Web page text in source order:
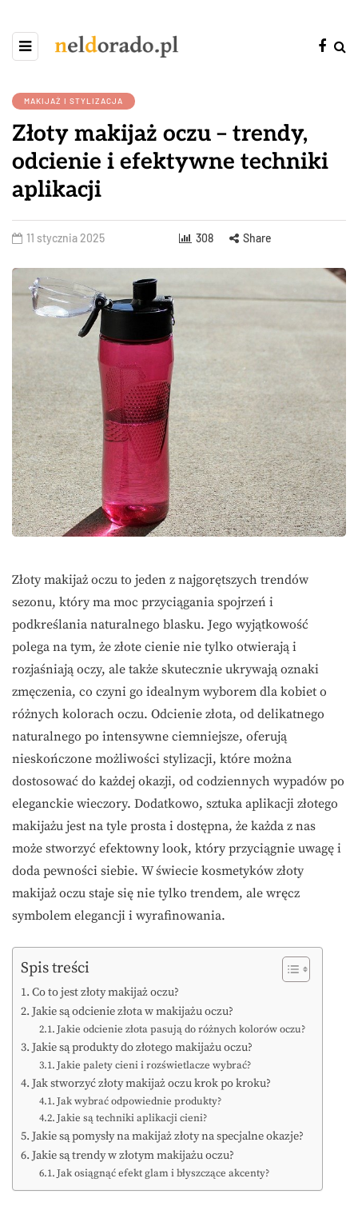
MAKIJAŻ I STYLIZACJA
Złoty makijaż oczu – trendy,
odcienie i efektywne techniki
aplikacji
11 stycznia 2025 308 Share
Złoty makijaż oczu to jeden z najgorętszych trendów
sezonu, który ma moc przyciągania spojrzeń i
podkreślania naturalnego blasku. Jego wyjątkowość
polega na tym, że złote cienie nie tylko otwierają i
rozjaśniają oczy, ale także skutecznie ukrywają oznaki
zmęczenia, co czyni go idealnym wyborem dla kobiet o
różnych kolorach oczu. Odcienie złota, od delikatnego
naturalnego po intensywne ciemniejsze, oferują
nieskończone możliwości stylizacji, które można
dostosować do każdej okazji, od codziennych wypadów po
eleganckie wieczory. Dodatkowo, sztuka aplikacji złotego
makijażu jest na tyle prosta i dostępna, że każda z nas
może stworzyć efektowny look, który przyciągnie uwagę i
doda pewności siebie. W świecie kosmetyków złoty
makijaż oczu staje się nie tylko trendem, ale wręcz
symbolem elegancji i wyrafinowania.
Spis treści
Co to jest złoty makijaż oczu?
Jakie są odcienie złota w makijażu oczu?
Jakie odcienie złota pasują do różnych kolorów oczu?
Jakie są produkty do złotego makijażu oczu?
Jakie palety cieni i rozświetlacze wybrać?
Jak stworzyć złoty makijaż oczu krok po kroku?
Jak wybrać odpowiednie produkty?
Jakie są techniki aplikacji cieni?
Jakie są pomysły na makijaż złoty na specjalne okazje?
Jakie są trendy w złotym makijażu oczu?
Jak osiągnąć efekt glam i błyszczące akcenty?